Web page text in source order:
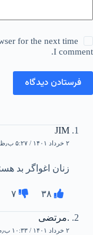
for the next time
I comment.
فرستادن دیدگاه
JIM
۲ خرداد ۱۴۰۱ / ۵:۲۷ ب٫ظ
زنان اغواگر بد
۳۸ ۷
.مرتضی
۲ خرداد ۱۴۰۱ / ۱۰:۳۳ ب٫ظ